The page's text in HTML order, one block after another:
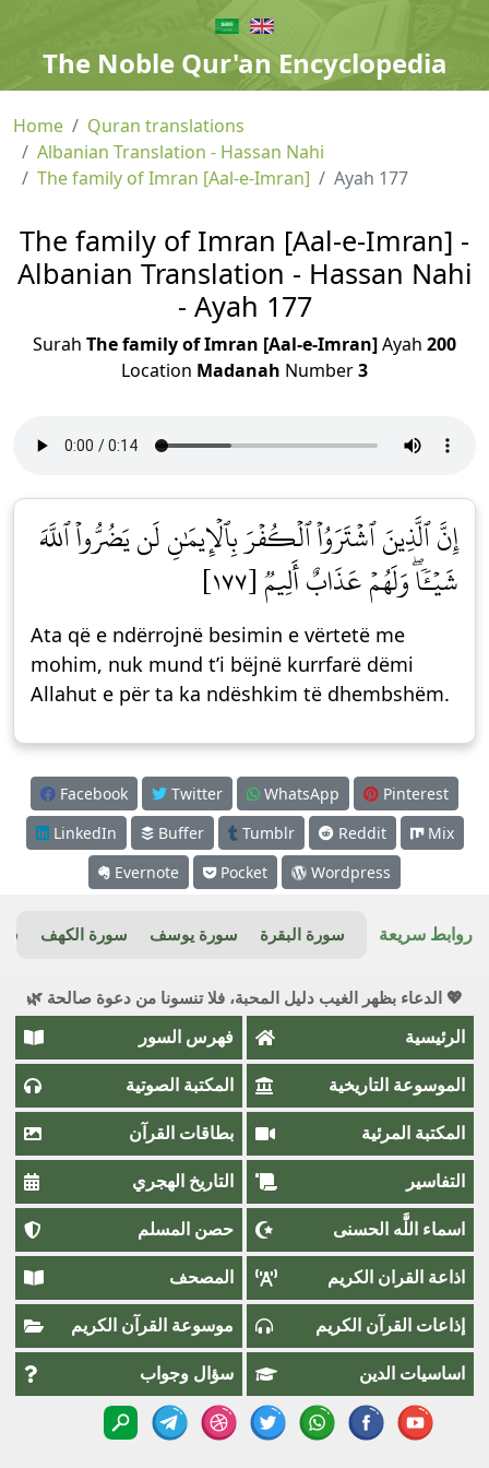
The Noble Qur'an Encyclopedia
Home
Quran translations
Albanian Translation - Hassan Nahi
The family of Imran [Aal-e-Imran]
Ayah 177
The family of Imran [Aal-e-Imran] -
Albanian Translation - Hassan Nahi
- Ayah 177
Surah The family of Imran [Aal-e-Imran]Ayah 200
Location Madanah Number3
إِنَّ ٱلَّذِينَ ٱشۡتَرَوُاْ ٱلۡكُفۡرَ بِٱلۡإِيمَٰنِ لَن يَضُرُّواْ ٱللَّهَ
شَيۡـٔٗاۖ وَلَهُمۡ عَذَابٌ أَلِيمٞ [١٧٧]
Ata që e ndërrojnë besimin e vërtetë me
mohim, nuk mund t’i bëjnë kurrfarë dëmi
Allahut e për ta ka ndëshkim të dhembshëm.
Facebook Twitter WhatsApp
Pinterest
LinkedIn
Buffer Tumblr Reddit
Mix
Evernote
Pocket Wordpress
روابط سريعة سورة البقرة سورة يوسف سورة الكهف
💖 الدعاء بظهر الغيب دليل المحبة، فلا تنسونا من دعوة صالحة 🌿
الرئيسية فهرس السور
الموسوعة التاريخية المكتبة الصوتية
المكتبة المرئية بطاقات القرآن
التفاسير التاريخ الهجري
اسماء اللَّٰه الحسنى حصن المسلم
اذاعة القران الكريم المصحف
إذاعات القرآن الكريم موسوعة القرآن الكريم
اساسيات الدين سؤال وجواب